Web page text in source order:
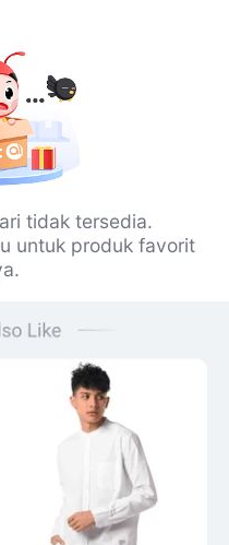
tidak tersedia.
untuk produk favorit